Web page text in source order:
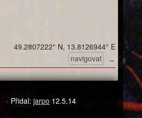
↔
49.2807222° N, 13.8126944° E
navigovat
Přidal: jarpo 12.5.14